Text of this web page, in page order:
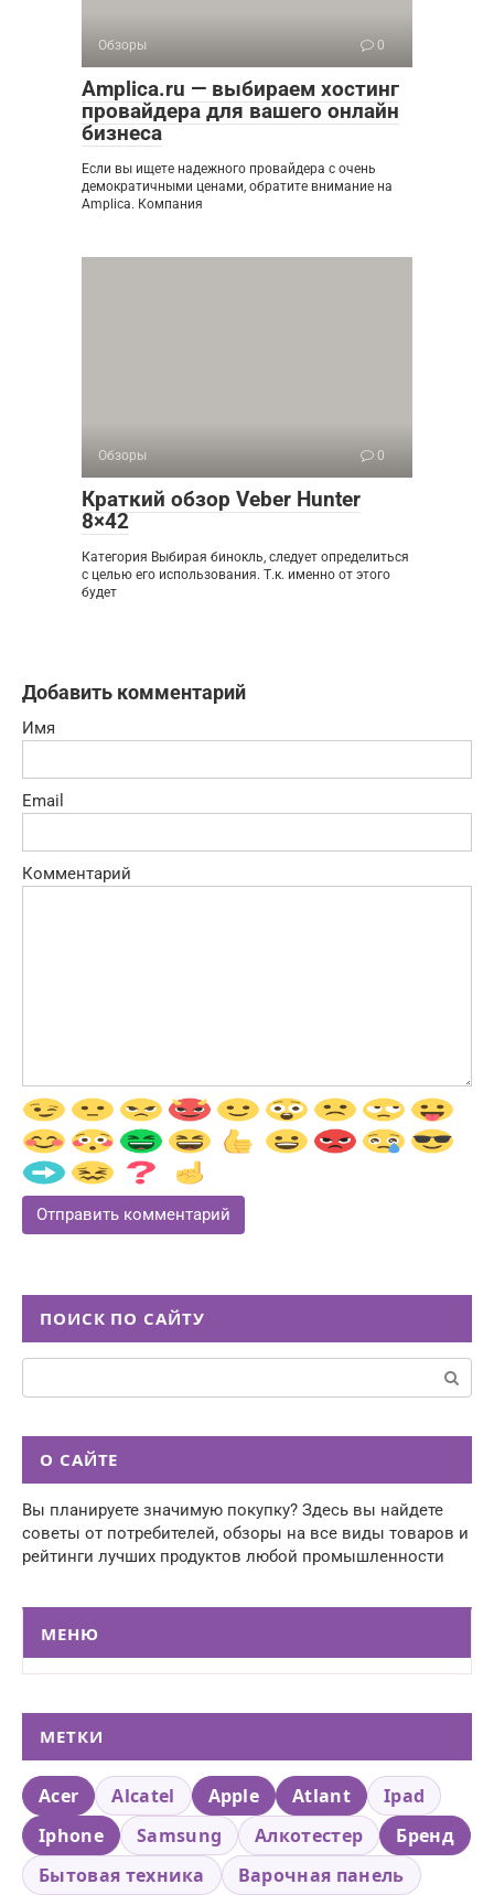
Обзоры 0
Amplica.ru — выбираем хостинг
провайдера для вашего онлайн
бизнеса
Если вы ищете надежного провайдера с очень
демократичными ценами, обратите внимание на
Amplica. Компания
Обзоры 0
Краткий обзор Veber Hunter
8×42
Категория Выбирая бинокль, следует определиться
с целью его использования. Т.к. именно от этого
будет
Добавить комментарий
Имя
Email
Комментарий
ПОИСК ПО САЙТУ
О САЙТЕ
Вы планируете значимую покупку? Здесь вы найдете
советы от потребителей, обзоры на все виды товаров и
рейтинги лучших продуктов любой промышленности
МЕНЮ
МЕТКИ
Acer Alcatel Apple Atlant
Ipad
Iphone
Samsung Алкотестер
Бренд
Бытовая техника
Варочная панель